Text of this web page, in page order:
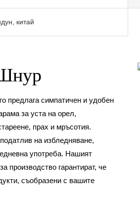
китай
предлага симпатичен и удобен
за уста на орел,
прах и мръсотия.
на избледняване,
употреба. Нашият
производство гарантират, че
съобразени с вашите